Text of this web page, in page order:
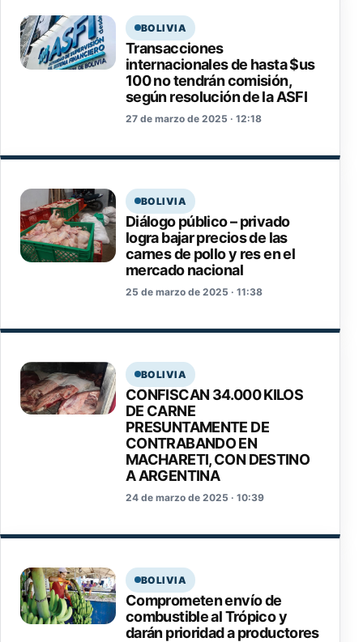
BOLIVIA
Transacciones
internacionales de hasta $us
100 no tendrán comisión,
según resolución de la ASFI
27 de marzo de 2025 · 12:18
BOLIVIA
Diálogo público – privado
logra bajar precios de las
carnes de pollo y res en el
mercado nacional
25 de marzo de 2025 · 11:38
BOLIVIA
CONFISCAN 34.000 KILOS
DE CARNE
PRESUNTAMENTE DE
CONTRABANDO EN
MACHARETI, CON DESTINO
A ARGENTINA
24 de marzo de 2025 · 10:39
BOLIVIA
Comprometen envío de
combustible al Trópico y
darán prioridad a productores